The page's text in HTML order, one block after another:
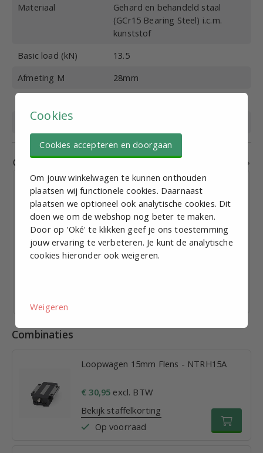
Materiaal
Gehard en behandeld staal
(GCr15 Bearing Steel) i.c.m.
kunststof
Basic load (kN)
13.5
Afmeting M
28mm
Afmeting L
Gerelateerde producten
Loopwagen 20mm Compact - NTRH20B
Combinaties
Loopwagen 15mm Flens - NTRH15A
€ 30,95 excl. BTW
Bekijk staffelkorting
Op voorraad
Cookies
Cookies accepteren en doorgaan
Om jouw winkelwagen te kunnen onthouden
plaatsen wij functionele cookies. Daarnaast
plaatsen we optioneel ook analytische cookies. Dit
doen we om de webshop nog beter te maken.
Door op 'Oké' te klikken geef je ons toestemming
jouw ervaring te verbeteren. Je kunt de analytische
cookies hieronder ook weigeren.
Weigeren